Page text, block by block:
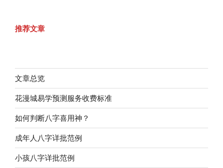
推荐文章
文章总览
花漫城易学预测服务收费标准
如何判断八字喜用神？
成年人八字详批范例
小孩八字详批范例